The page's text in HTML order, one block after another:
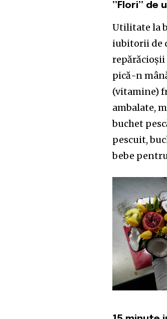
”Flori” de
Utilitate la
iubitorii de
repărăcioșii
pică-n
(vitamine)
ambalate,
buchet
pescuit,
bebe